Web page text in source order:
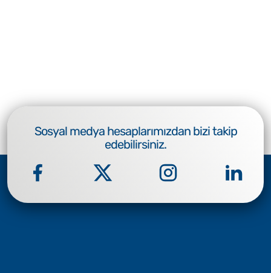
Sosyal medya hesaplarımızdan bizi takip
edebilirsiniz.